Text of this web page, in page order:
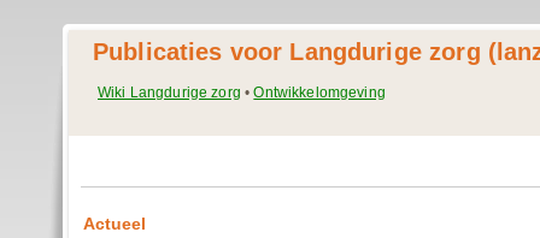
Publicaties voor Langdurige zorg
Wiki Langdurige zorg •Ontwikkelomgeving
Actueel